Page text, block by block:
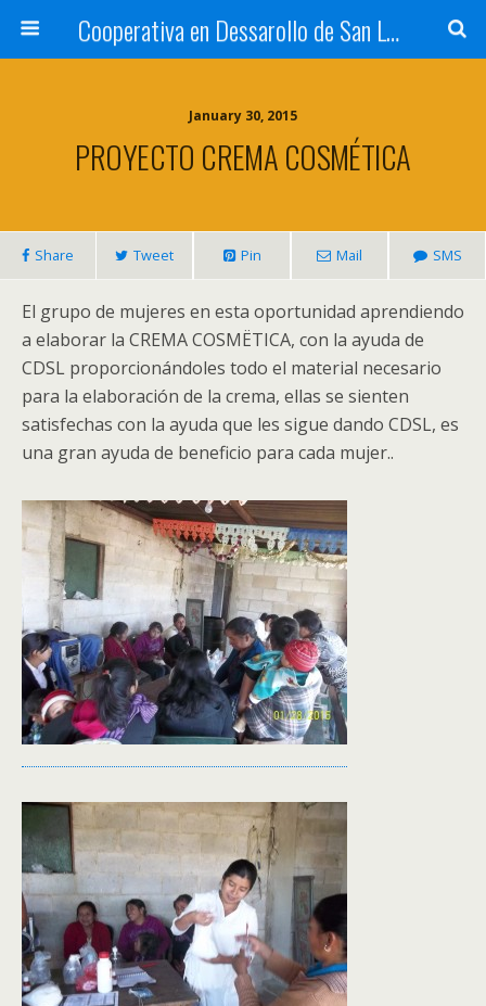
Cooperativa en Dessarollo de San Luis
January 30, 2015
PROYECTO CREMA COSMÉTICA
Share Tweet Pin Mail SMS
El grupo de mujeres en esta oportunidad aprendiendo
a elaborar la CREMA COSMËTICA, con la ayuda de
CDSL proporcionándoles todo el material necesario
para la elaboración de la crema, ellas se sienten
satisfechas con la ayuda que les sigue dando CDSL, es
una gran ayuda de beneficio para cada mujer..